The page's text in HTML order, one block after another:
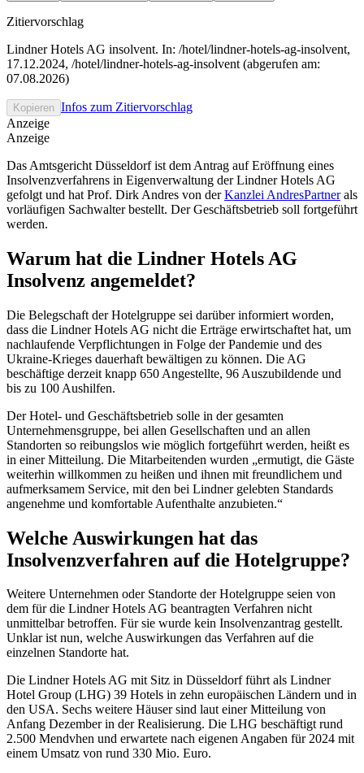
Zitiervorschlag
Lindner Hotels AG insolvent. In: /hotel/lindner-hotels-ag-insolvent,
17.12.2024, /hotel/lindner-hotels-ag-insolvent (abgerufen am:
07.08.2026)
Kopieren Infos zum Zitiervorschlag
Anzeige
Anzeige
Das Amtsgericht Düsseldorf ist dem Antrag auf Eröffnung eines
Insolvenzverfahrens in Eigenverwaltung der Lindner Hotels AG
gefolgt und hat Prof. Dirk Andres von derKanzlei AndresPartnerals
vorläufigen Sachwalter bestellt. Der Geschäftsbetrieb soll fortgeführt
werden.
Warum hat die Lindner Hotels AG
Insolvenz angemeldet?
Die Belegschaft der Hotelgruppe sei darüber informiert worden,
dass die Lindner Hotels AG nicht die Erträge erwirtschaftet hat, um
nachlaufende Verpflichtungen in Folge der Pandemie und des
Ukraine-Krieges dauerhaft bewältigen zu können. Die AG
beschäftige derzeit knapp 650 Angestellte, 96 Auszubildende und
bis zu 100 Aushilfen.
Der Hotel- und Geschäftsbetrieb solle in der gesamten
Unternehmensgruppe, bei allen Gesellschaften und an allen
Standorten so reibungslos wie möglich fortgeführt werden, heißt es
in einer Mitteilung. Die Mitarbeitenden wurden „ermutigt, die Gäste
weiterhin willkommen zu heißen und ihnen mit freundlichem und
aufmerksamem Service, mit den bei Lindner gelebten Standards
angenehme und komfortable Aufenthalte anzubieten.“
Welche Auswirkungen hat das
Insolvenzverfahren auf die Hotelgruppe?
Weitere Unternehmen oder Standorte der Hotelgruppe seien von
dem für die Lindner Hotels AG beantragten Verfahren nicht
unmittelbar betroffen. Für sie wurde kein Insolvenzantrag gestellt.
Unklar ist nun, welche Auswirkungen das Verfahren auf die
einzelnen Standorte hat.
Die Lindner Hotels AG mit Sitz in Düsseldorf führt als Lindner
Hotel Group (LHG) 39 Hotels in zehn europäischen Ländern und in
den USA. Sechs weitere Häuser sind laut einer Mitteilung von
Anfang Dezember in der Realisierung. Die LHG beschäftigt rund
2.500 Mendvhen und erwartete nach eigenen Angaben für 2024 mit
einem Umsatz von rund 330 Mio. Euro.